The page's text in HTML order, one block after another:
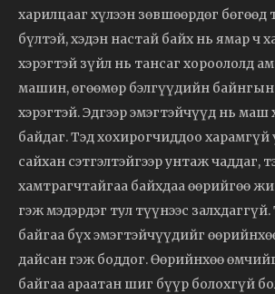
харилцааг хүлээн зөвшөөрдөг бөгөөд
бүлтэй, хэдэн настай байх нь ямар ч
хэрэгтэй зүйл нь тансаг хороололд
машин, өгөөмөр бэлгүүдийн байнгын
хэрэгтэй. Эдгээр эмэгтэйчүүд нь маш
байдаг. Тэд хохирогчиддоо харамгүй
сайхан сэтгэлтэйгээр унтаж чаддаг,
хамтрагчтайгаа байхдаа өөрийгөө
гэж мэдэрдэг тул түүнээс
байгаа бүх эмэгтэйчүүдийг
дайсан гэж боддог. Өөрийнхөө
байгаа араатан шиг бүүр болохгүй